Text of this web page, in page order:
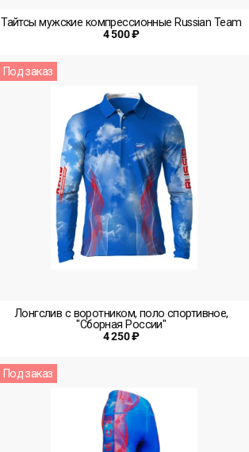
Тайтсы мужские компрессионные Russian Team
4 500 ₽
Под заказ
Лонгслив с воротником, поло спортивное,
"Сборная России"
4 250 ₽
Под заказ